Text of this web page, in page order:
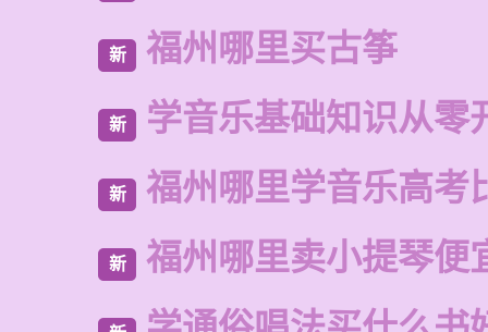
新 福州哪里买古筝
新 学音乐基础知识从零
新 福州哪里学音乐高考
新 福州哪里卖小提琴便